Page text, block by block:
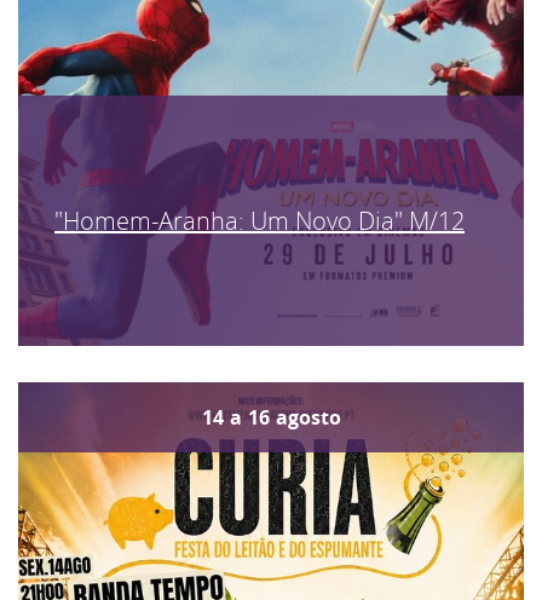
"Homem-Aranha: Um Novo Dia" M/12
14 a 16 agosto